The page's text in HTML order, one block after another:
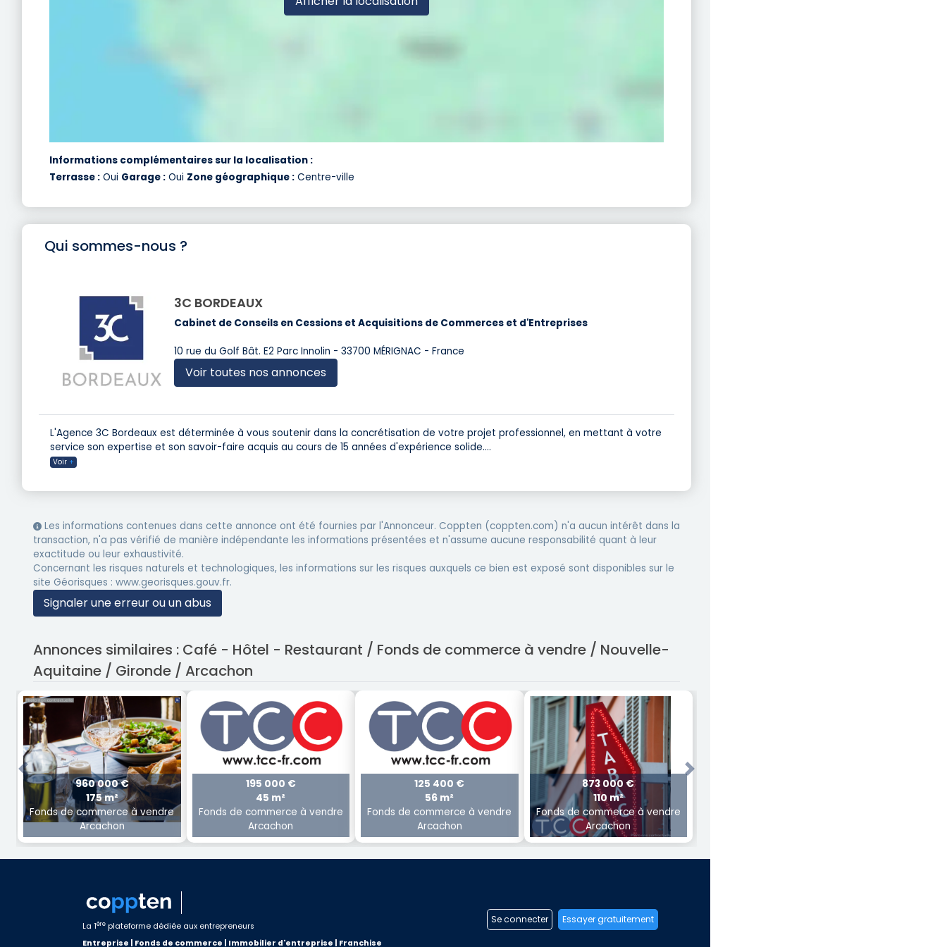
Informations complémentaires sur la localisation :
Terrasse : Oui Garage : Oui Zone géographique : Centre-ville
Qui sommes-nous ?
3C BORDEAUX
Cabinet de Conseils en Cessions et Acquisitions de Commerces et d'Entreprises
10 rue du Golf Bât. E2 Parc Innolin - 33700 MÉRIGNAC - France
Voir toutes nos annonces
L'Agence 3C Bordeaux est déterminée à vous soutenir dans la concrétisation de votre projet professionnel, en mettant à votre
service son expertise et son savoir-faire acquis au cours de 15 années d'expérience solide....
Voir +
Les informations contenues dans cette annonce ont été fournies par l'Annonceur. Coppten (coppten.com) n'a aucun intérêt dans la
transaction, n'a pas vérifié de manière indépendante les informations présentées et n'assume aucune responsabilité quant à leur
exactitude ou leur exhaustivité.
Concernant les risques naturels et technologiques, les informations sur les risques auxquels ce bien est exposé sont disponibles sur le
site Géorisques : www.georisques.gouv.fr.
Signaler une erreur ou un abus
Annonces similaires : Café - Hôtel - Restaurant / Fonds de commerce à vendre / Nouvelle-
Aquitaine / Gironde / Arcachon
960 000 €
175 m²
Fonds de commerce à vendre
Arcachon
195 000 €
45 m²
Fonds de commerce à vendre
Arcachon
125 400 €
56 m²
Fonds de commerce à vendre
Arcachon
873 000 €
110 m²
Fonds de commerce à vendre
Arcachon
Previous Next
La 1ère plateforme dédiée aux entrepreneurs
Entreprise | Fonds de commerce | Immobilier d'entreprise | Franchise
Se connecter Essayer gratuitement